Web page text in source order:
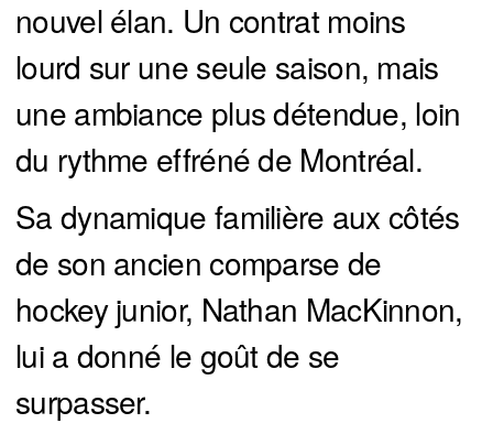
nouvel élan. Un contrat moins
lourd sur une seule saison, mais
une ambiance plus détendue, loin
du rythme effréné de Montréal.
Sa dynamique familière aux côtés
de son ancien comparse de
hockey junior, Nathan MacKinnon,
lui a donné le goût de se
surpasser.